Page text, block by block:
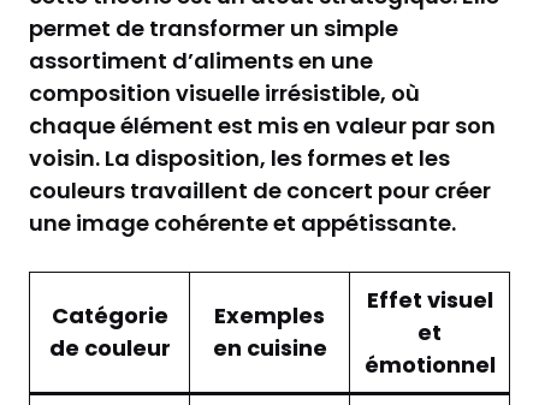
permet de transformer un simple
assortiment d’aliments en une
composition visuelle irrésistible, où
chaque élément est mis en valeur par son
voisin. La disposition, les formes et les
couleurs travaillent de concert pour créer
une image cohérente et appétissante.
Catégorie
de couleur
Exemples
en cuisine
Effet visuel
et
émotionnel